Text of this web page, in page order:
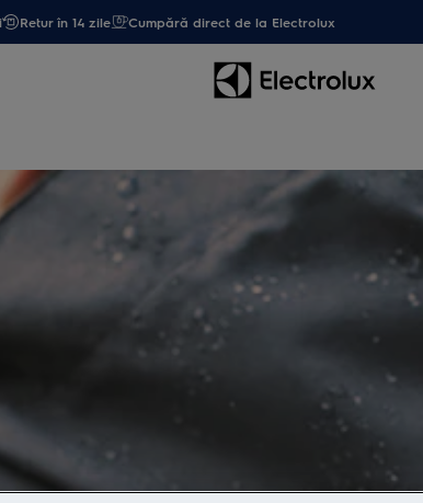
Retur în 14 zile Cumpără direct de la Electrolux